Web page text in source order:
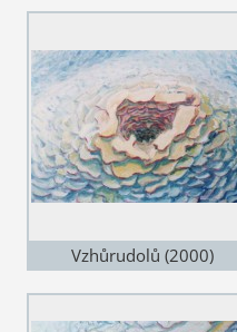
Vzhůrudolů (2000)